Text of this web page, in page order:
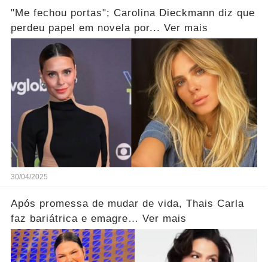
"Me fechou portas"; Carolina Dieckmann diz que
perdeu papel em novela por... Ver mais
30/04/2025
Após promessa de mudar de vida, Thais Carla
faz bariátrica e emagre… Ver mais